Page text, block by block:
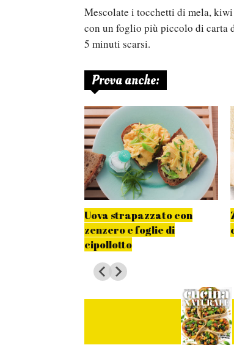
Mescolate i tocchetti di mela,
con un foglio più piccolo di carta
5 minuti scarsi.
Prova anche:
Uova strapazzato con
zenzero e foglie di
cipollotto